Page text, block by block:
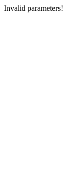
Invalid parameters!